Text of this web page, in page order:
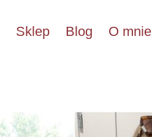
Sklep Blog O mnie